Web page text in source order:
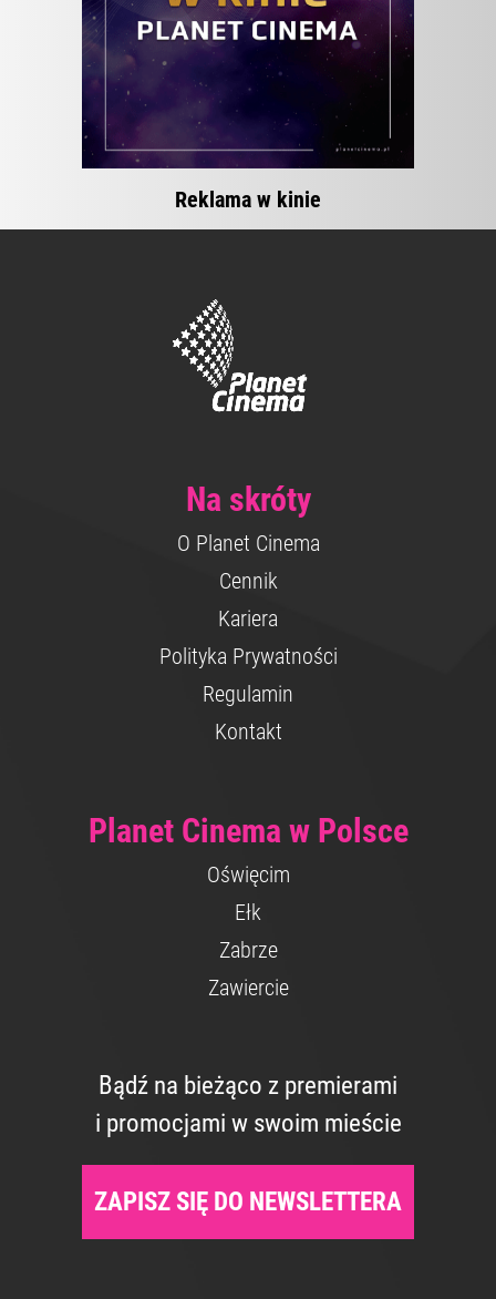
Reklama w kinie
Na skróty
O Planet Cinema
Cennik
Kariera
Polityka Prywatności
Regulamin
Kontakt
Planet Cinema w Polsce
Oświęcim
Ełk
Zabrze
Zawiercie
Bądź na bieżąco z premierami
i promocjami w swoim mieście
ZAPISZ SIĘ DO NEWSLETTERA